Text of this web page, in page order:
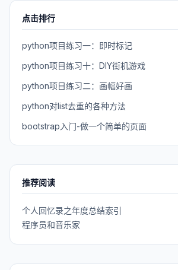
点击排行
python项目练习一：即时标记
python项目练习十：DIY街机游戏
python项目练习二：画幅好画
python对list去重的各种方法
bootstrap入门-做一个简单的页面
推荐阅读
个人回忆录之年度总结索引
程序员和音乐家